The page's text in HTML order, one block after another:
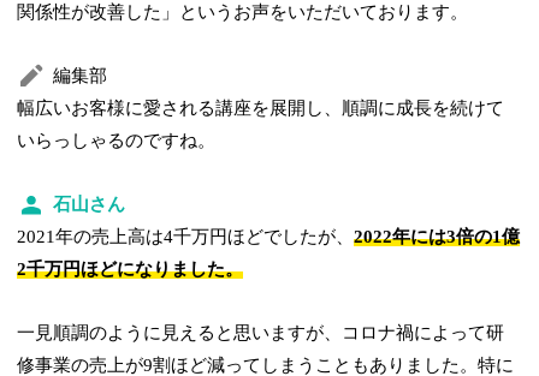
関係性が改善した」というお声をいただいております。
編集部
幅広いお客様に愛される講座を展開し、順調に成長を続けて
いらっしゃるのですね。
石山さん
2021年の売上高は4千万円ほどでしたが、2022年には3倍の1億
2千万円ほどになりました。
一見順調のように見えると思いますが、コロナ禍によって研
修事業の売上が9割ほど減ってしまうこともありました。特に